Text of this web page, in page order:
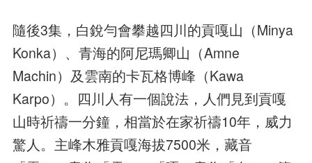
隨後3集，白銳勻會攀越四川的貢嘎山（Minya
Konka）、青海的阿尼瑪卿山（Amne
Machin）及雲南的卡瓦格博峰（Kawa
Karpo）。四川人有一個說法，人們見到貢嘎
山時祈禱一分鐘，相當於在家祈禱10年，威力
驚人。主峰木雅貢嘎海拔7500米，藏音